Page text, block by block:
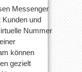
Messenger
und
Nummer
können
gezielt